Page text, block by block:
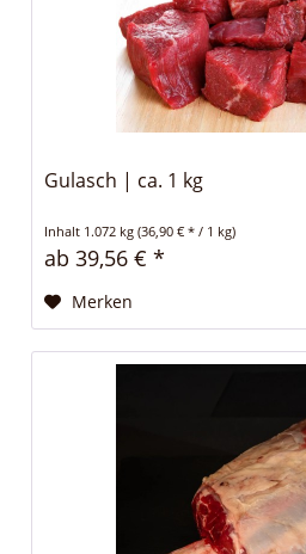
Gulasch | ca. 1 kg
Inhalt 1.072 kg(36,90 € * / 1 kg)
ab 39,56 € *
Merken